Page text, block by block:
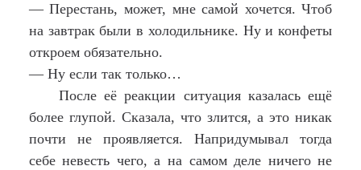
— Перестань, может, мне самой хочется. Чтоб
на завтрак были в холодильнике. Ну и конфеты
откроем обязательно.
— Ну если так только…
После её реакции ситуация казалась ещё
более глупой. Сказала, что злится, а это никак
почти не проявляется. Напридумывал тогда
себе невесть чего, а на самом деле ничего не